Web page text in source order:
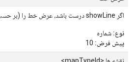
اگر showLine درست باشد، عرض خط را (بر حسب پیکسل) تعریف می کند.
نوع: شماره
پیش فرض: